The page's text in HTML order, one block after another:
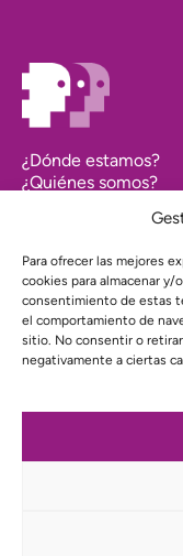
Para ofrecer las mejores
cookies para almacenar y/
consentimiento de estas
el comportamiento de
sitio. No consentir o
negativamente a ciertas
¿Dónde estamos?
¿Quiénes somos?
Transparencia
Política de cookies
Política de